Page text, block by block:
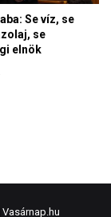
Vasárnap.hu